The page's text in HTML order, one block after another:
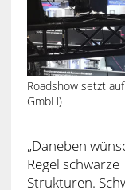
Roadshow setzt
GmbH)
„Daneben
Regel
Strukturen.